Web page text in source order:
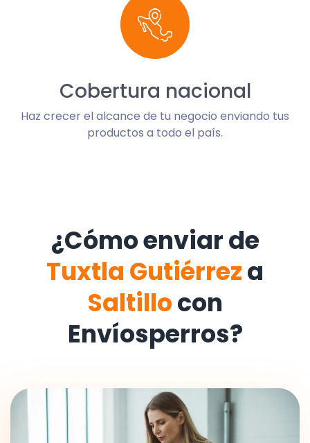
Cobertura nacional
Haz crecer el alcance de tu negocio enviando tus
productos a todo el país.
¿Cómo enviar de
Tuxtla Gutiérreza
Saltillocon
Envíosperros?